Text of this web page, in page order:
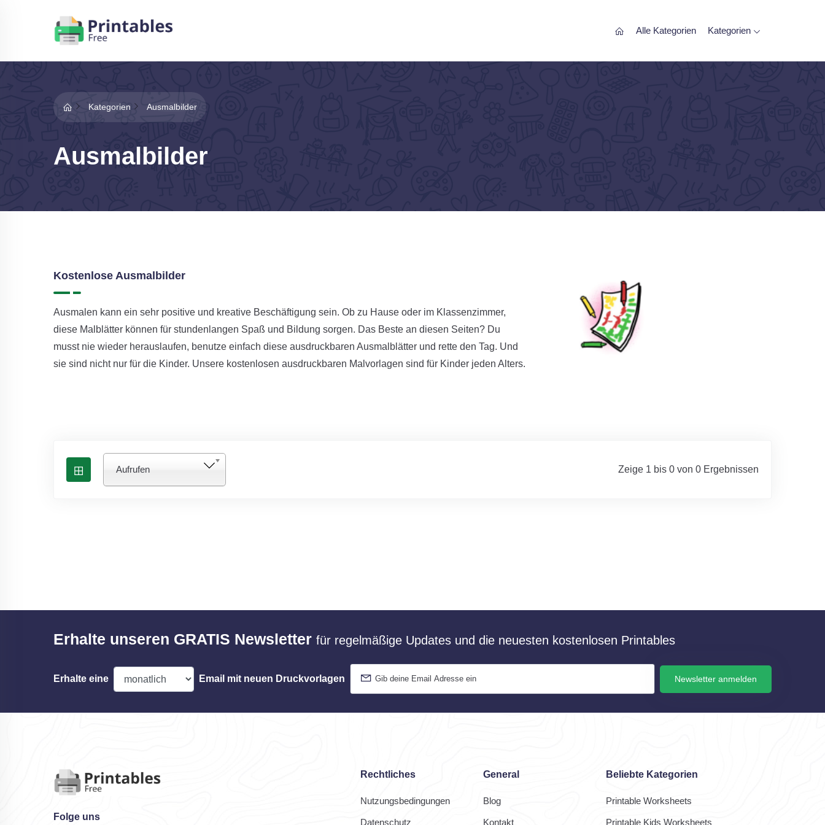
Alle Kategorien Kategorien
Kategorien Ausmalbilder
Ausmalbilder
Kostenlose Ausmalbilder
Ausmalen kann ein sehr positive und kreative Beschäftigung sein. Ob zu Hause oder im Klassenzimmer,
diese Malblätter können für stundenlangen Spaß und Bildung sorgen. Das Beste an diesen Seiten? Du
musst nie wieder herauslaufen, benutze einfach diese ausdruckbaren Ausmalblätter und rette den Tag. Und
sie sind nicht nur für die Kinder. Unsere kostenlosen ausdruckbaren Malvorlagen sind für Kinder jeden Alters.
Aufrufen Zeige 1 bis 0 von 0 Ergebnissen
Erhalte unseren GRATIS Newsletter für regelmäßige Updates und die neuesten kostenlosen Printables
Erhalte eine Email mit neuen Druckvorlagen Newsletter anmelden
Folge uns
Rechtliches
Nutzungsbedingungen
Datenschutz
General
Blog
Kontakt
Beliebte Kategorien
Printable Worksheets
Printable Kids Worksheets